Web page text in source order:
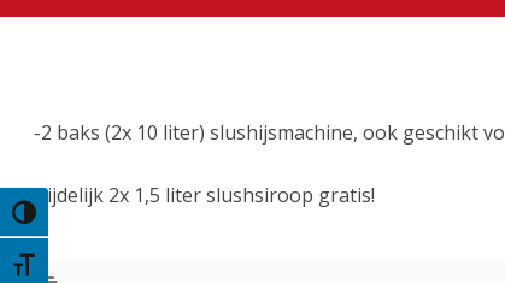
Keuze voor hoog contrast
Kies grootte van het lettertype
-2 baks (2x 10 liter) slushijsmachine, ook geschikt
Tijdelijk 2x 1,5 liter slushsiroop gratis!